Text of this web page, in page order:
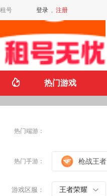
租号 登录 , 注册
热门游戏
热门端游：
热门手游： 枪战王者
游戏区服： 王者荣耀